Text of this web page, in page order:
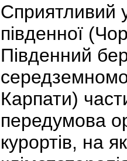
Сприятливий
південної
Південний
Карпати)
передумова
курортів, на